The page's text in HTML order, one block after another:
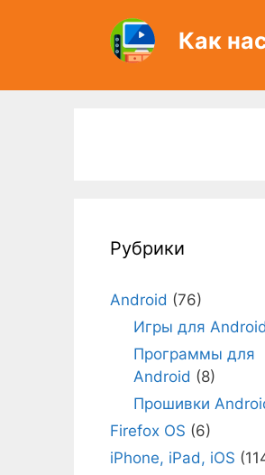
Как
Рубрики
Android (76)
Игры для Android
Программы для
Android (8)
Прошивки
Firefox OS (6)
iPhone, iPad, iOS